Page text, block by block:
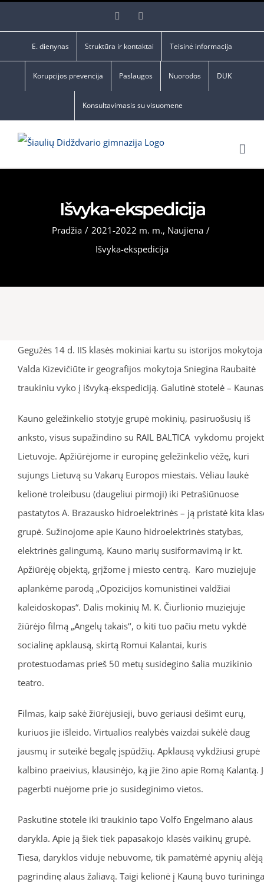
Facebook
E. dienynas Struktūra ir kontaktai Teisinė informacija
Korupcijos prevencija Paslaugos Nuorodos DUK
Konsultavimasis su visuomene
Išvyka-ekspedicija
Pradžia / 2021-2022 m. m., Naujiena /
Išvyka-ekspedicija
Gegužės 14 d. IIS klasės mokiniai kartu su istorijos mokytoja
Valda Kizevičiūte ir geografijos mokytoja Sniegina Raubaitė
traukiniu vyko į išvyką-ekspediciją. Galutinė stotelė –
Kauno geležinkelio stotyje grupė mokinių, pasiruošusių iš
anksto, visus supažindino su RAIL BALTICA vykdomu
Lietuvoje. Apžiūrėjome ir europinę geležinkelio vėžę, kuri
sujungs Lietuvą su Vakarų Europos miestais. Vėliau laukė
kelionė troleibusu (daugeliui pirmoji) iki Petrašiūnuose
pastatytos A. Brazausko hidroelektrinės – ją pristatė kita
grupė. Sužinojome apie Kauno hidroelektrinės statybas,
elektrinės galingumą, Kauno marių susiformavimą ir kt.
Apžiūrėję objektą, grįžome į miesto centrą. Karo muziejuje
aplankėme parodą „Opozicijos komunistinei valdžiai
kaleidoskopas“. Dalis mokinių M. K. Čiurlionio muziejuje
žiūrėjo filmą „Angelų takais‘‘, o kiti tuo pačiu metu vykdė
socialinę apklausą, skirtą Romui Kalantai, kuris
protestuodamas prieš 50 metų susidegino šalia muzikinio
teatro.
Filmas, kaip sakė žiūrėjusieji, buvo geriausi dešimt eurų,
kuriuos jie išleido. Virtualios realybės vaizdai sukėlė daug
jausmų ir suteikė begalę įspūdžių. Apklausą vykdžiusi grupė
kalbino praeivius, klausinėjo, ką jie žino apie Romą Kalantą.
pagerbti nuėjome prie jo susideginimo vietos.
Paskutine stotele iki traukinio tapo Volfo Engelmano alaus
darykla. Apie ją šiek tiek papasakojo klasės vaikinų grupė.
Tiesa, daryklos viduje nebuvome, tik pamatėmė apynių
pagrindinę alaus žaliavą. Taigi kelionė į Kauną buvo